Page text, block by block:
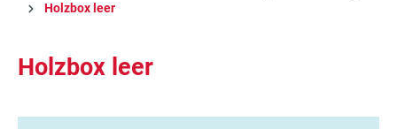
Holzbox leer
Holzbox leer